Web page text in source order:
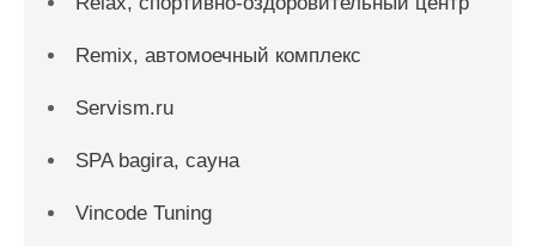
Remix, автомоечный комплекс
Servism.ru
SPA bagira, сауна
Vincode Tuning